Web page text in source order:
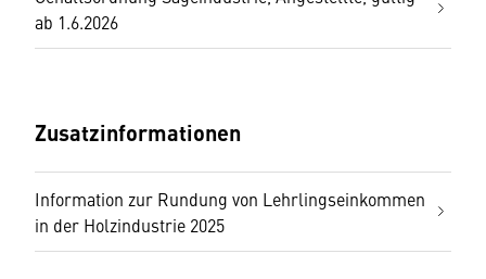
ab 1.6.2026
Zusatzinformationen
Information zur Rundung von Lehrlingseinkommen
in der Holzindustrie 2025